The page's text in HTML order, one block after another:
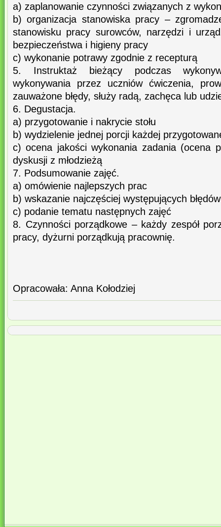
a) zaplanowanie czynności związanych z
b) organizacja stanowiska pracy –
stanowisku pracy surowców, narzędzi i
bezpieczeństwa i higieny pracy
c) wykonanie potrawy zgodnie z recepturą
5. Instruktaż bieżący podczas
wykonywania przez uczniów ćwiczenia,
zauważone błędy, służy radą, zachęca lub
6. Degustacja.
a) przygotowanie i nakrycie stołu
b) wydzielenie jednej porcji każdej
c) ocena jakości wykonania zadania (ocena
dyskusji z młodzieżą
7. Podsumowanie zajęć.
a) omówienie najlepszych prac
b) wskazanie najczęściej występujących
c) podanie tematu następnych zajęć
8. Czynności porządkowe – każdy zespół
pracy, dyżurni porządkują pracownię.
Opracowała: Anna Kołodziej